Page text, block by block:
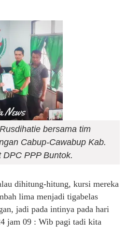
bersama tim
Cabup-Cawabup Kab.
PPP Buntok.
dihitung-hitung, kursi mereka
lima menjadi tigabelas
jadi pada intinya pada hari
jam 09 : Wib pagi tadi kita